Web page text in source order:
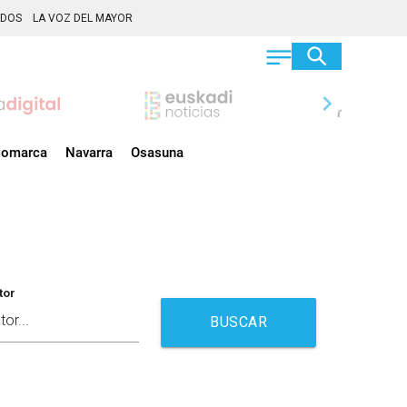
LA VOZ DEL MAYOR
chevron_right
Navarra Osasuna
BUSCAR